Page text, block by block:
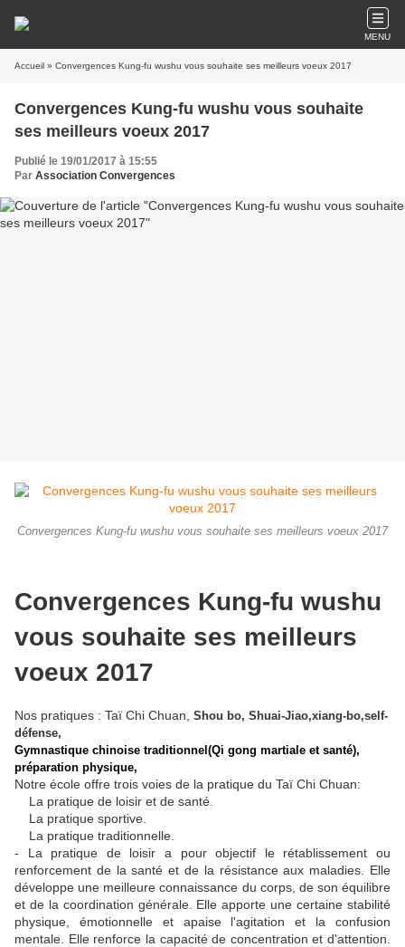
MENU
Accueil » Convergences Kung-fu wushu vous souhaite ses meilleurs voeux 2017
Convergences Kung-fu wushu vous souhaite
ses meilleurs voeux 2017
Publié le 19/01/2017 à 15:55
Par Association Convergences
Convergences Kung-fu wushu vous souhaite ses meilleurs voeux 2017
Convergences Kung-fu wushu
vous souhaite ses meilleurs
voeux 2017
Nos pratiques : Taï Chi Chuan, Shou bo, Shuai-Jiao,xiang-bo,self-
défense,
Gymnastique chinoise traditionnel(Qi gong martiale et santé),
préparation physique,
Notre école offre trois voies de la pratique du Taï Chi Chuan:
La pratique de loisir et de santé.
La pratique sportive.
La pratique traditionnelle.
- La pratique de loisir a pour objectif le rétablissement ou
renforcement de la santé et de la résistance aux maladies. Elle
développe une meilleure connaissance du corps, de son équilibre
et de la coordination générale. Elle apporte une certaine stabilité
physique, émotionnelle et apaise l'agitation et la confusion
mentale. Elle renforce la capacité de concentration et d'attention.